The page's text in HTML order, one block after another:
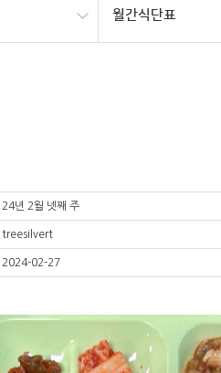
월간식단표
24년 2월 넷째 주
treesilvert
2024-02-27